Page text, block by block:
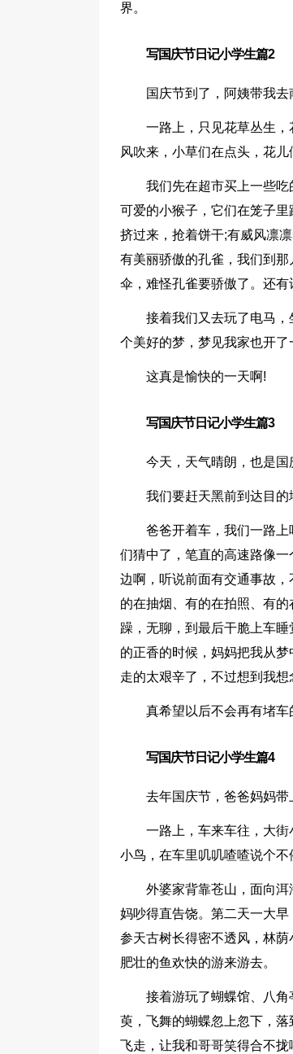
界。
写国庆节日记小学生篇2
国庆节到了，阿姨带我去
一路上，只见花草丛生
风吹来，小草们在点头，花儿
我们先在超市买上一些
可爱的小猴子，它们在笼子
挤过来，抢着饼干;有威风凛
有美丽骄傲的孔雀，我们到
伞，难怪孔雀要骄傲了。还有
接着我们又去玩了电马
个美好的梦，梦见我家也开了
这真是愉快的一天啊!
写国庆节日记小学生篇3
今天，天气晴朗，也是国
我们要赶天黑前到达目的
爸爸开着车，我们一路
们猜中了，笔直的高速路像
边啊，听说前面有交通事故
的在抽烟、有的在拍照、有
躁，无聊，到最后干脆上车
的正香的时候，妈妈把我从
走的太艰辛了，不过想到我想
真希望以后不会再有堵车
写国庆节日记小学生篇4
去年国庆节，爸爸妈妈带
一路上，车来车往，大
小鸟，在车里叽叽喳喳说个
外婆家背靠苍山，面向
妈吵得直告饶。第二天一大
参天古树长得密不透风，林
肥壮的鱼欢快的游来游去。
接着游玩了蝴蝶馆、八
萸，飞舞的蝴蝶忽上忽下，
飞走，让我和哥哥笑得合不